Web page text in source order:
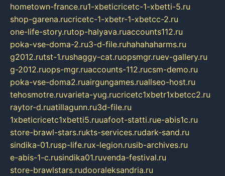
hometown-france.ru1-xbeticricetc-1-xbetti-5.ru
shop-garena.rucricetc-1-xbetr-1-xbetcc-2.ru
one-life-story.rutop-halyava.ruaccounts112.ru
poka-vse-doma-2.ru3-d-file.ruhahahaharms.ru
g2012.rutst-1.rushaggy-cat.ruopsmgr.ruev-gallery.ru
g-2012.ruops-mgr.ruaccounts-112.rucsm-demo.ru
poka-vse-doma2.ruairgungames.ruallseo-host.ru
tehosmotre.ruvarieta-yug.rucricetc1xbetr1xbetcc2.ru
raytor-d.ruatillagunn.ru3d-file.ru
1xbeticricetc1xbetti5.ruuafoot-statti.rue-abis1c.ru
store-brawl-stars.rukts-services.rudark-sand.ru
sindika-01.rusp-life.rux-legion.rusib-archives.ru
e-abis-1-c.rusindika01.ruvenda-festival.ru
store-brawlstars.rudooraleksandria.ru